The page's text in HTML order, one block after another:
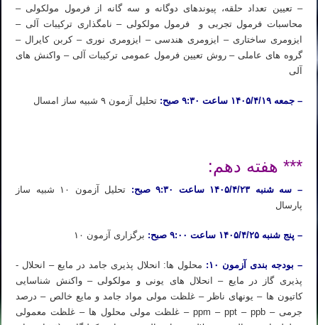
– تعیین تعداد حلقه، پیوندهای دوگانه و سه ­گانه از فرمول مولکولی –
محاسبات فرمول تجربی و فرمول مولکولی – نام­گذاری ترکیبات آلی –
ایزومری ساختاری – ایزومری هندسی – ایزومری نوری – کربن کایرال –
گروه ­های عاملی – روش تعیین فرمول عمومی ترکیبات آلی – واکنش ­های
آلی
– جمعه ۱۴۰۵/۴/۱۹ ساعت ۹:۳۰ صبح: تحلیل آزمون ۹ شبیه ساز امسال
*** هفته دهم:
– سه شنبه ۱۴۰۵/۴/۲۳ ساعت ۹:۳۰ صبح:
تحلیل آزمون ۱۰ شبیه ساز
پارسال
– پنج شنبه ۱۴۰۵/۴/۲۵ ساعت ۹:۰۰ صبح: برگزاری آزمون ۱۰
– بودجه بندی آزمون ۱۰:
محلول­ ها: انحلال ­پذیری جامد در مایع – انحلال ­
پذیری گاز در مایع – انحلال­ های یونی و مولکولی – واکنش شناسایی
کاتیون­ ها – یون­های ناظر – غلظت مولی مواد جامد و مایع خالص – درصد
جرمی – ppm – ppt – ppb – غلظت مولی محلول­ ها – غلظت معمولی